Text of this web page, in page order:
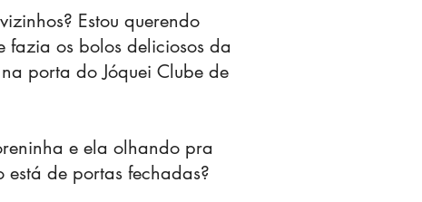
Estou querendo
os bolos deliciosos da
porta do Jóquei Clube de
e ela olhando pra
de portas fechadas?